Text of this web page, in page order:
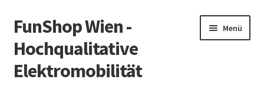
Zur
Navigation
springen
Zum
Inhalt
springen
FunShop Wien -
Hochqualitative
Elektromobilität
Menü